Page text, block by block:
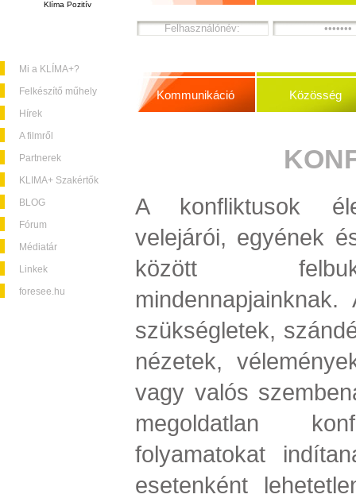
Klíma Pozitív
Mi a KLÍMA+?
Felkészítő műhely
Hírek
A filmről
Partnerek
KLIMA+ Szakértők
BLOG
Fórum
Médiatár
Linkek
foresee.hu
Kommunikáció Közösség
A konfliktusok
velejárói, egyének
között
szükségletek,
nézetek,
vagy valós
megoldatlan
folyamatokat
esetenként